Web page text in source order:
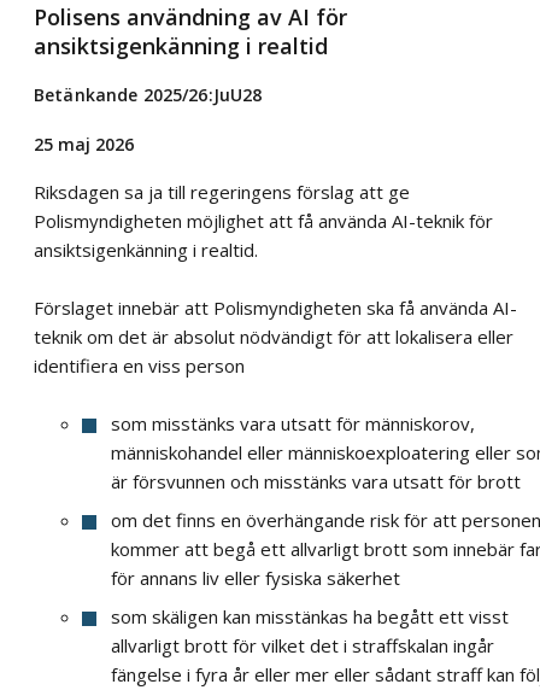
Polisens användning av AI för
ansiktsigenkänning i realtid
Betänkande 2025/26:JuU28
25 maj 2026
Riksdagen sa ja till regeringens förslag att ge
Polismyndigheten möjlighet att få använda AI-teknik för
ansiktsigenkänning i realtid.
Förslaget innebär att Polismyndigheten ska få använda AI-
teknik om det är absolut nödvändigt för att lokalisera eller
identifiera en viss person
som misstänks vara utsatt för människorov,
människohandel eller människoexploatering eller
är försvunnen och misstänks vara utsatt för brott
om det finns en överhängande risk för att personen
kommer att begå ett allvarligt brott som innebär
för annans liv eller fysiska säkerhet
som skäligen kan misstänkas ha begått ett visst
allvarligt brott för vilket det i straffskalan ingår
fängelse i fyra år eller mer eller sådant straff kan